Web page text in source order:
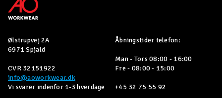
Ølstrupvej 2A
6971 Spjald
CVR 32151922
info@aoworkwear.dk
Vi svarer indenfor 1-3 hverdage
Åbningstider telefon:
Man - Tors 08:00 - 16:00
Fre - 08:00 - 15:00
+45 32 75 55 92